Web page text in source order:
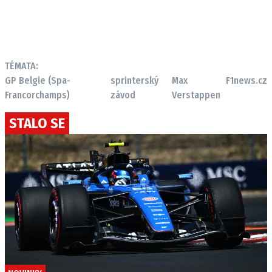
TÉMATA:
GP Belgie (Spa-
Francorchamps)
sprinterský
závod
Max
Verstappen
F1news.cz
STALO SE